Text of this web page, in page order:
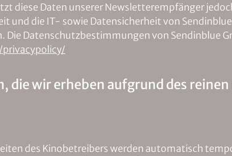
diese Daten unserer Newsletterempfänger
und die IT- sowie Datensicherheit von
Datenschutzbestimmungen von Sendinblue
die wir erheben aufgrund des
des Kinobetreibers werden automatisch